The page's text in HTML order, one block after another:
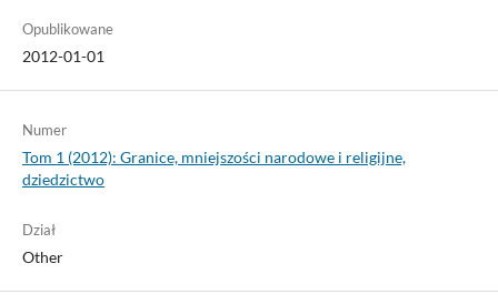
Opublikowane
2012-01-01
Numer
Tom 1 (2012): Granice, mniejszości narodowe i religijne,
dziedzictwo
Dział
Other